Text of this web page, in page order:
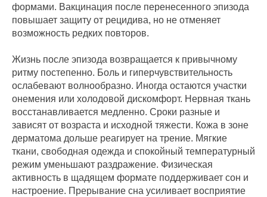
формами. Вакцинация после перенесенного эпизода
повышает защиту от рецидива, но не отменяет
возможность редких повторов.
Жизнь после эпизода возвращается к привычному
ритму постепенно. Боль и гиперчувствительность
ослабевают волнообразно. Иногда остаются участки
онемения или холодовой дискомфорт. Нервная ткань
восстанавливается медленно. Сроки разные и
зависят от возраста и исходной тяжести. Кожа в зоне
дерматома дольше реагирует на трение. Мягкие
ткани, свободная одежда и спокойный температурный
режим уменьшают раздражение. Физическая
активность в щадящем формате поддерживает сон и
настроение. Прерывание сна усиливает восприятие